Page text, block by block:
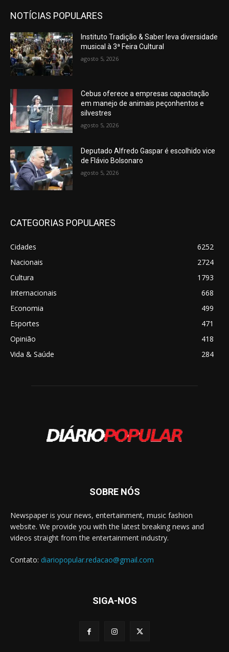
NOTÍCIAS POPULARES
Instituto Tradição & Saber leva diversidade
musical à 3ª Feira Cultural
agosto 5, 2026
Cebus oferece a empresas capacitação
em manejo de animais peçonhentos e
silvestres
agosto 5, 2026
Deputado Alfredo Gaspar é escolhido vice
de Flávio Bolsonaro
agosto 5, 2026
CATEGORIAS POPULARES
Cidades
6252
Nacionais
2724
Cultura
1793
Internacionais
668
Economia
499
Esportes
471
Opinião
418
Vida & Saúde
284
SOBRE NÓS
Newspaper is your news, entertainment, music fashion
website. We provide you with the latest breaking news and
videos straight from the entertainment industry.
Contato: diariopopular.redacao@gmail.com
SIGA-NOS